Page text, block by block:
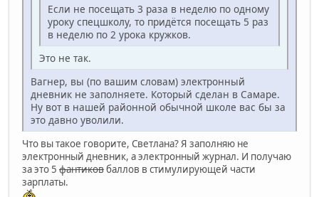
Если не посещать 3 раза в неделю по одному
уроку спецшколу, то придётся посещать 5 раз
в неделю по 2 урока кружков.
Это не так.
Вагнер, вы (по вашим словам) электронный
дневник не заполняете. Который сделан в Самаре.
Ну вот в нашей районной обычной школе вас бы за
это давно уволили.
Что вы такое говорите, Светлана? Я заполняю не
электронный дневник, а электронный журнал. И получаю
за это 5 фантиковбаллов в стимулирующей части
зарплаты.